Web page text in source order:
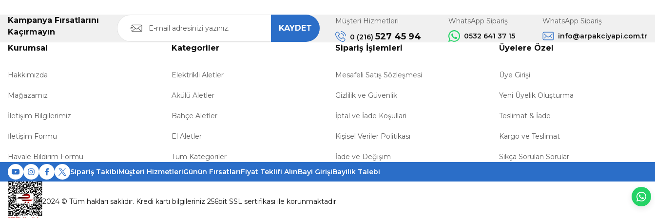
Gönder
Kampanya Fırsatlarını
Kaçırmayın
KAYDET
Müşteri Hizmetleri
0 (216) 527 45 94
WhatsApp Sipariş
0532 641 37 15
WhatsApp Sipariş
info@arpakciyapi.com.tr
Kurumsal
Hakkımızda
Mağazamız
İletişim Bilgilerimiz
İletişim Formu
Havale Bildirim Formu
Kategoriler
Elektrikli Aletler
Akülü Aletler
Bahçe Aletler
El Aletler
Tüm Kategoriler
Sipariş İşlemleri
Mesafeli Satış Sözleşmesi
Gizlilik ve Güvenlik
İptal ve İade Koşullari
Kişisel Veriler Politikası
İade ve Değişim
Üyelere Özel
Üye Girişi
Yeni Üyelik Oluşturma
Teslimat & İade
Kargo ve Teslimat
Sıkça Sorulan Sorular
Sipariş TakibiMüşteri HizmetleriGünün FırsatlarıFiyat Teklifi AlınBayi GirişiBayilik Talebi
2024 © Tüm hakları saklıdır. Kredi kartı bilgileriniz 256bit SSL sertifikası ile korunmaktadır.